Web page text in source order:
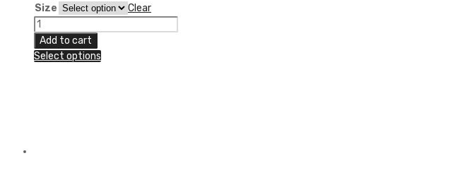
Size
Clear
Seven
Brand
Hoodie,
Add to cart
Select options